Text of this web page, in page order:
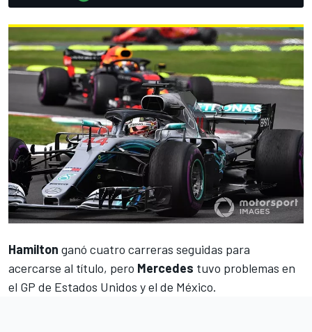
Hamilton ganó cuatro carreras seguidas para
acercarse al título, pero Mercedes tuvo problemas en
el GP de Estados Unidos y el de México.